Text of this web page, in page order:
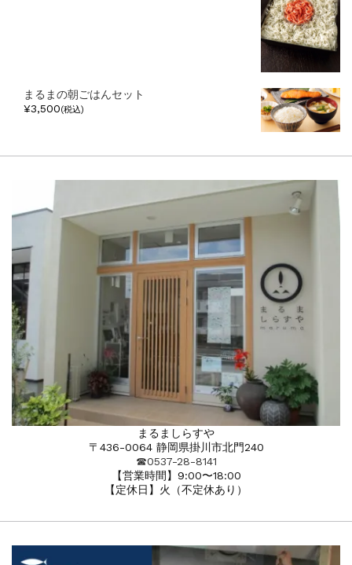
まるまの朝ごはんセット
¥3,500(税込)
まるましらすや
〒436-0064 静岡県掛川市北門240
☎︎0537-28-8141
【営業時間】9:00〜18:00
【定休日】火（不定休あり）